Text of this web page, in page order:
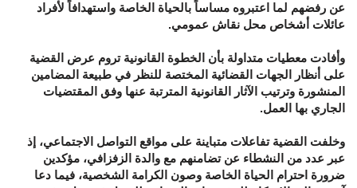
عن رفضهم لما اعتبروه مساساً بالحياة الخاصة واستهدافاً لأفراد
عائلات أشخاص محل نقاش عمومي.
وأفادت معطيات متداولة بأن الخطوة القانونية تروم عرض القضية
على أنظار الجهات القضائية المختصة للنظر في طبيعة المضامين
المنشورة وترتيب الآثار القانونية المترتبة عنها وفق المقتضيات
الجاري بها العمل.
وخلفت القضية تفاعلات متباينة على مواقع التواصل الاجتماعي، إذ
عبر عدد من النشطاء عن تضامنهم مع والدة الزفزافي، مؤكدين
ضرورة احترام الحياة الخاصة وصون الكرامة الشخصية، فيما دعا